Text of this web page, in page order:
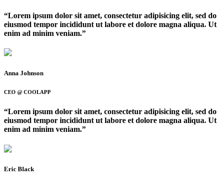
“Lorem ipsum dolor sit amet, consectetur adipisicing elit, sed do
eiusmod tempor incididunt ut labore et dolore magna aliqua. Ut
enim ad minim veniam.”
Anna Johnson
CEO @ COOLAPP
“Lorem ipsum dolor sit amet, consectetur adipisicing elit, sed do
eiusmod tempor incididunt ut labore et dolore magna aliqua. Ut
enim ad minim veniam.”
Eric Black